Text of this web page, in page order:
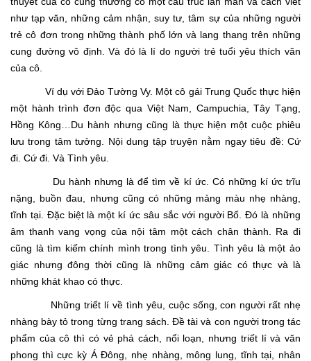
như tạp văn, những cảm nhận, suy tư, tâm sự của những người
trẻ cô đơn trong những thành phố lớn và lang thang trên những
cung đường vô định. Và đó là lí do người trẻ tuổi yêu thích văn
của cô.
Ví dụ với Đảo Tường Vy. Một cô gái Trung Quốc thực hiện
một hành trình đơn độc qua Việt Nam, Campuchia, Tây Tạng,
Hồng Kông…Du hành nhưng cũng là thực hiện một cuộc phiêu
lưu trong tâm tưởng. Nội dung tập truyện nằm ngay tiêu đề: Cứ
đi. Cứ đi. Và Tình yêu.
Du hành nhưng là để tìm về kí ức. Có những kí ức trĩu
nặng, buồn đau, nhưng cũng có những mảng màu nhẹ nhàng,
tĩnh tại. Đặc biệt là một kí ức sâu sắc với người Bố. Đó là những
âm thanh vang vọng của nội tâm một cách chân thành. Ra đi
cũng là tìm kiếm chính mình trong tình yêu. Tình yêu là một ảo
giác nhưng đông thời cũng là những cảm giác có thực và là
những khát khao có thực.
Những triết lí về tình yêu, cuộc sống, con người rất nhẹ
nhàng bày tỏ trong từng trang sách. Đề tài và con người trong tác
phẩm của cô thì có vẻ phá cách, nổi loạn, nhưng triết lí và văn
phong thì cực kỳ Á Đông, nhẹ nhàng, mông lung, tĩnh tại, nhân